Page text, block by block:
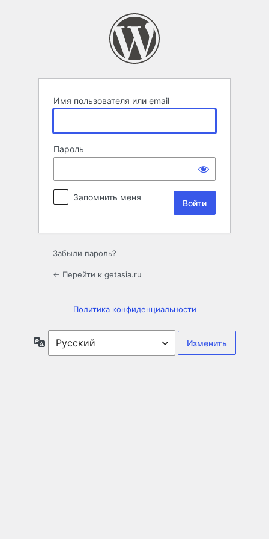
Имя пользователя или email
Пароль
Запомнить меня
Забыли пароль?
← Перейти к getasia.ru
Политика конфиденциальности
Язык